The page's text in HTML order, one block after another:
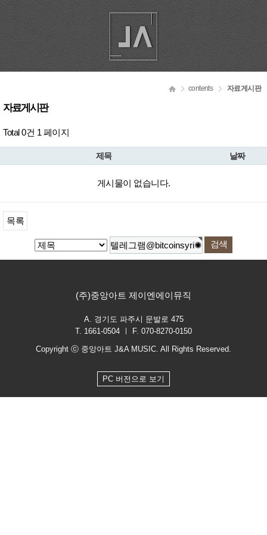
contents 자료게시판
자료게시판
Total 0건 1 페이지
제목 날짜
게시물이 없습니다.
목록
(주)중앙아트 제이엔에이뮤직
A. 경기도 파주시 문발로 475
T. 1661-0504 ㅣ F. 070-8270-0150
Copyright ⓒ 중앙아트 J&A MUSIC. All Rights Reserved.
PC 버전으로 보기